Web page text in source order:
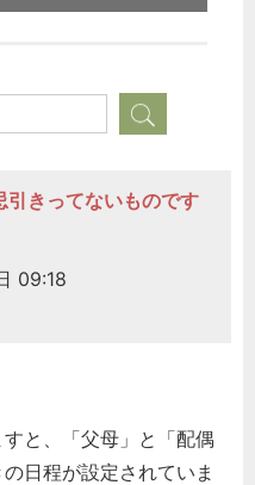
引きってないものです
09:18
と、「父母」と「配偶
日程が設定されていま